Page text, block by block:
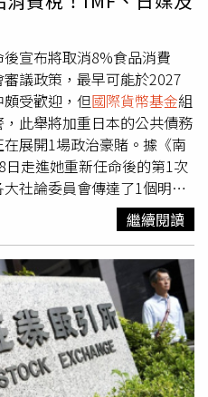
民幣計價支付，但分析人士
造成支援多幣種結算，以及
。另據中國人民銀行的數據
175兆元人民幣（約25.35兆
123兆人民幣增加超過
塞爾（Brussels，歐盟實質
歐盟正面臨1場關於自身如
性辯論。去年底，歐盟推出
，旨在強化其貿易工具，並
標更加緊密結合。今年1
）內部流通1份文件，並
惠國待遇（MFN）原則不應
條件」之上。謝夫喬維奇也
Times）發表專欄文章，呼
起廣泛關注」，而這正是歐
誠實的辯論，討論我們需要
委員會指出：「絕大多數問
是全球產能過剩。不公平貿
家層級的各種不透明干預，
們同意的最惠國原則，是基
境下貿易的前提。但如今這
自己將在下個月於喀麥隆
組織部長級會議上，與中國
宣布將取消8%食品消費
議政策，最早可能於2027
受歡迎，但國際貨幣基金組
此舉將加重日本的公共債務
展開1場政治豪賭。據《南
走進她重新任命後的第1次
社論委員會傳達了1個明確
標誌性的稅制承諾，「食品
以阻止我。」在高市於2月8
申了廢除8%食品稅的承
個跨黨派的「國家委員會」
委員會將於晚秋前提交報
年初生效。這項承諾在
極受歡迎，但批評聲浪也同
International Monetary
敦促東京避免採取「無針對
繼續閱讀